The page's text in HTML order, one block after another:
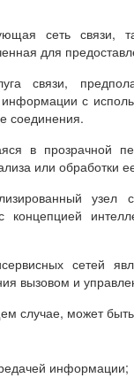
сеть связи,
для
связи,
с
соединения.
в прозрачной
или обработки
узел
концепцией
сетей
вызовом и
случае, может
информации;